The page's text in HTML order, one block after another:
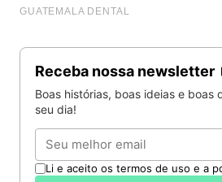
Receba nossa newsletter
Boas histórias, boas ideias e boas
seu dia!
Email
Li e aceito os termos de uso e a